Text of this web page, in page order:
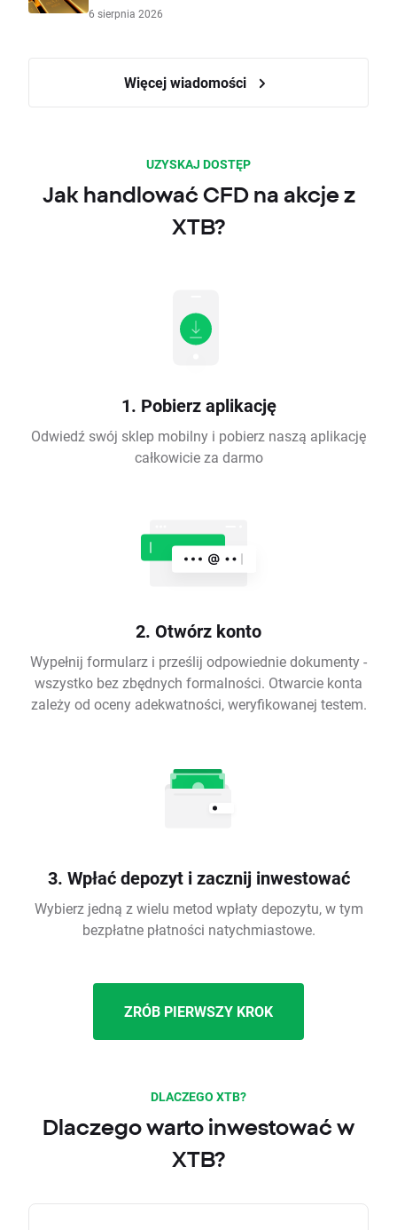
6 sierpnia 2026
Więcej wiadomości
UZYSKAJ DOSTĘP
Jak handlować CFD na akcje z
XTB?
1. Pobierz aplikację
Odwiedź swój sklep mobilny i pobierz naszą aplikację
całkowicie za darmo
2. Otwórz konto
Wypełnij formularz i prześlij odpowiednie dokumenty -
wszystko bez zbędnych formalności. Otwarcie konta
zależy od oceny adekwatności, weryfikowanej testem.
3. Wpłać depozyt i zacznij inwestować
Wybierz jedną z wielu metod wpłaty depozytu, w tym
bezpłatne płatności natychmiastowe.
ZRÓB PIERWSZY KROK
DLACZEGO XTB?
Dlaczego warto inwestować w
XTB?